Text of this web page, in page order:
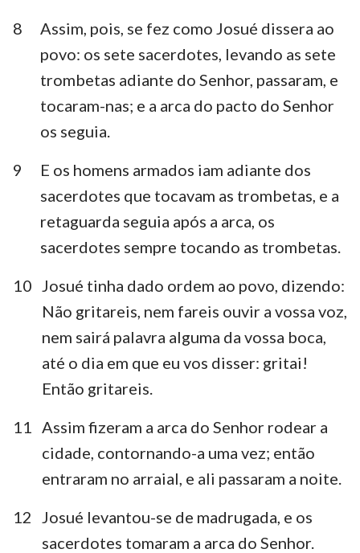
8
Assim, pois, se fez como Josué dissera ao
povo: os sete sacerdotes, levando as sete
trombetas adiante do Senhor, passaram, e
tocaram-nas; e a arca do pacto do Senhor
os seguia.
9
E os homens armados iam adiante dos
sacerdotes que tocavam as trombetas, e a
retaguarda seguia após a arca, os
sacerdotes sempre tocando as trombetas.
10
Josué tinha dado ordem ao povo, dizendo:
Não gritareis, nem fareis ouvir a vossa voz,
nem sairá palavra alguma da vossa boca,
até o dia em que eu vos disser: gritai!
Então gritareis.
11
Assim fizeram a arca do Senhor rodear a
cidade, contornando-a uma vez; então
entraram no arraial, e ali passaram a noite.
12
Josué levantou-se de madrugada, e os
sacerdotes tomaram a arca do Senhor.